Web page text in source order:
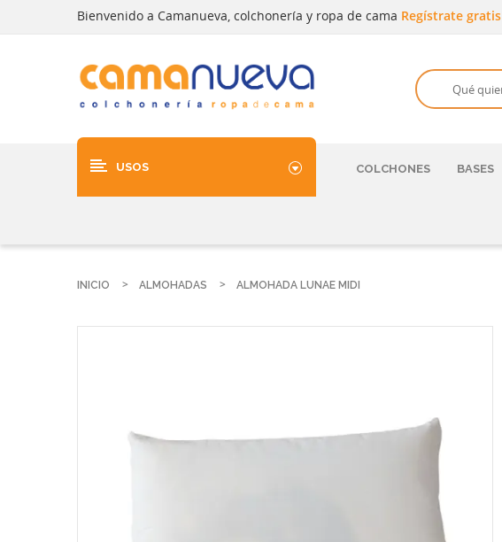
Bienvenido a Camanueva, colchonería y ropa de cama Regístrate gratis
USOS COLCHONES BASES
INICIO ALMOHADAS ALMOHADA LUNAE MIDI